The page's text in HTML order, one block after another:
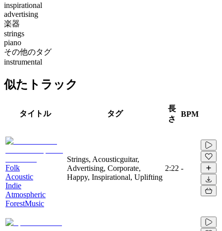
inspirational
advertising
楽器
strings
piano
その他のタグ
instrumental
似たトラック
タイトル タグ
長
さ
BPM
Folk
Acoustic
Indie
Atmospheric
ForestMusic
Strings, Acousticguitar,
Advertising, Corporate,
Happy, Inspirational, Uplifting
2:22 -